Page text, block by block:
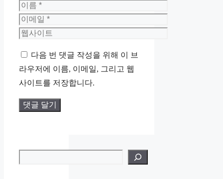
이
름
이
메
웹
이
트
다음 번 댓글 작성을 위해 이 브
라우저에 이름, 이메일, 그리고 웹
사이트를 저장합니다.